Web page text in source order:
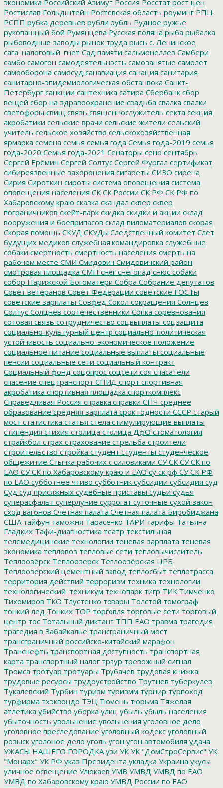
экономика Российский Азимут Россия Росстат рост цен
Ростислав Гольдштейн Ростовская область роуминг РПЦ
РСПП рубка деревьев рубли рубль Рудное ружье
рукопашный бой Румянцева Русская поляна рыба рыбалка
рыбоводные заводы рынок труда рысь с. Ленинское
сага_налоговый_гнет Сад памяти сальмонеллез Самбери
самбо самогон самодеятельность самозанятые самолет
самооборона самосуд санавиация санация санитария
санитарно-эпидемиологическая обстанвока Санкт-
Петербург санкции сантехника сатира Сбербанк сбор
вещей сбор на здравоохранение свадьба свалка свалки
светофоры свищ связь священнослужитель секта секция
акробатики сельские врачи сельские жители сельский
учитель сельское хозяйство сельскохозяйственная
ярмарка семена семья семья года Семья года-2019 семья
года-2020 Семья года-2021 Сенаторы сено сентябрь
Сергей Ерёмин Сергей Солтус Сергей Фургал сертификат
сибиреязвенные захоронения сигареты СИЗО сирена
Сирия Сироткин сироты система оповещения система
оповещения населения СК СК России СК РФ СК РФ по
Хабаровскому краю сказка скандал сквер сквер
пограничников скейт-парк скидка скидки и акции склад
вооружения и боеприпасов склад пиломатериалов скорая
Скорая помощь СКУД СКУДы Следственный комитет Слет
будущих медиков служебная командировка служебные
собаки смертность смертность населения смерть на
рабочем месте СМИ Смидович Смидовичский район
смотровая площадка СМП снег снегопад снюс собаки
собор Парижской Богоматери Собра Собрание депутатов
Совет ветеранов Совет Федерации советские ГОСТы
советские зарплаты Совфед Сокол сокращения Солнцев
Солтус Солцнев соотечественники Сопка соревнования
сотовая связь сотрудничество соцвыплаты соцзащита
социально-культурный центр социально-политическая
устойчивость социально-экономическое положение
социальное питание социальные выплаты социальные
пенсии социальные сети социальный контракт
Социальный фонд соцопрос соцсети соя спасатели
спасение спецтранспорт СПИД спорт спортивная
акробатика спортивная площадка спорткомплекс
Справедливая Россия справка справки СПЧ среднее
образование средняя зарплата срок годности СССР старый
мост статистика статья стела стимулирующие выплаты
стипендия стихия столица столица ДфО стоматология
страйкбол страх страхование стрельба строители
строительство стройка студент студенты студенческое
общежитие Стычка рабочих с силовиками СУ СК СУ СК по
ЕАО СУ СК по Хабаровскому краю и ЕАО су ск рф СУ СК РФ
по ЕАО субботнее чтиво субботник субсидии субсидия суд
Суд суд присяжных судебные приставы судьи судья
суперасфальт суперлуние суррогат суточные сухой закон
сход вагонов Счетная палата Счетная палата Биробиджана
США тайфун таможня Тарасенко ТАРИ тарифы Татьяна
Гладких Тафи-диагностика театр текстильная
телемедицинские технологии теневая зарплата теневая
экономика тепловоз тепловые сети тепловычислитель
Теплоозёрск Теплоозерск Теплоозёрская ЦРБ
Теплоозерский цементный завод теплосбыт теплотрасса
территория действий терроризм техника технологии
технологический_техникум технопарк тигр ТИК Тимченко
Тихомиров ТКО Тлустенко товары Толстой томограф
тонкий лед Тонких ТОР торговля торговые сети торговый
центр тос Тотальный диктант ТПП ЕАО травма трагедия
трагедия в Забайкалье трансграничный мост
трансграничный российско-китайский марафон
Транснефть транспортная доступность транспортная
карта транспортный налог траур тревожный сигнал
Тромса тротуар тротуары Трубачев трудовая книжка
трудовые ресурсы трудоустройство Трутнев туберкулез
Тукалевский Турбин туризм туризмм турнир турпоход
турфирма тхэквондо ТЭЦ Тюмень тюрьма Тяжелая
атлетика убийство уборка улиц убыль убыль населения
убыточность увольнение увольнения уголовное дело
уголовное преследование уголовный кодекс уголовный
розыск уголоное дело уголь угон угон автомобиля удача
УЖАСЫ НАШЕГО ГОРОДКА узи УК УК "ДомСтроСервис" УК
"Монарх" УК РФ указ Президента укладка Украина укусы
уличное освещение Улюкаев УМВ УМВД УМВД по ЕАО
УМВД по Хабаровскому краю УМВД России по ЕАО